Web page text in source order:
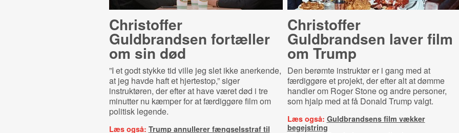
Christoffer
Guldbrandsen fortæller
om sin død
”I et godt stykke tid ville jeg slet ikke anerkende,
at jeg havde haft et hjertestop,” siger
instruktøren, der efter at have været død i tre
minutter nu kæmper for at færdiggøre film om
politisk legende.
Læs også: Trump annullerer fængselsstraf til
Christoffer
Guldbrandsen laver film
om Trump
Den berømte instruktør er i gang med at
færdiggøre et projekt, der efter alt at dømme
handler om Roger Stone og andre personer,
som hjalp med at få Donald Trump valgt.
Læs også: Guldbrandsens film vækker
begejstring